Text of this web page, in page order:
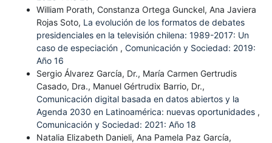
William Porath, Constanza Ortega Gunckel, Ana Javiera
Rojas Soto, La evolución de los formatos de debates
presidenciales en la televisión chilena: 1989-2017: Un
caso de especiación , Comunicación y Sociedad: 2019:
Año 16
Sergio Álvarez García, Dr., María Carmen Gertrudis
Casado, Dra., Manuel Gértrudix Barrio, Dr.,
Comunicación digital basada en datos abiertos y la
Agenda 2030 en Latinoamérica: nuevas oportunidades ,
Comunicación y Sociedad: 2021: Año 18
Natalia Elizabeth Danieli, Ana Pamela Paz García,